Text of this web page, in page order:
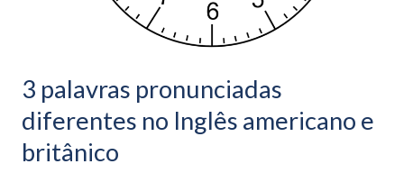
3 palavras pronunciadas
diferentes no Inglês americano e
britânico